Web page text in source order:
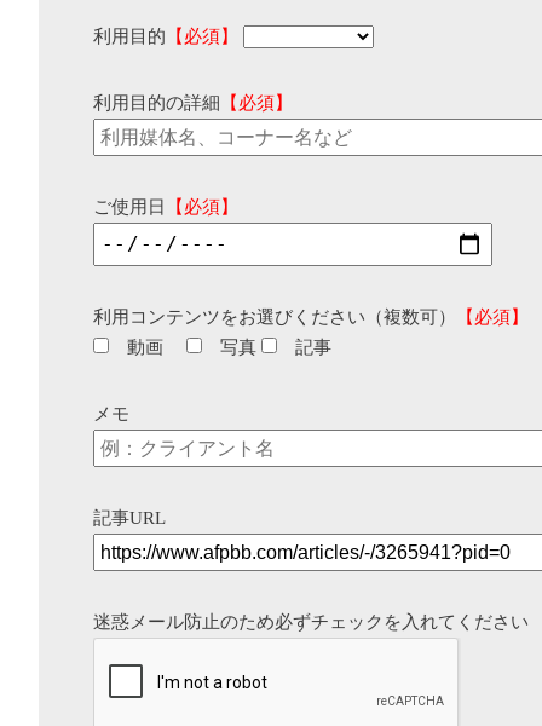
利用目的 【必須】
利用目的の詳細 【必須】
ご使用日 【必須】
利用コンテンツをお選びください（複数可）
【必須】
動画
写真 記事
メモ
記事URL
迷惑メール防止のため必ずチェックを入れてください